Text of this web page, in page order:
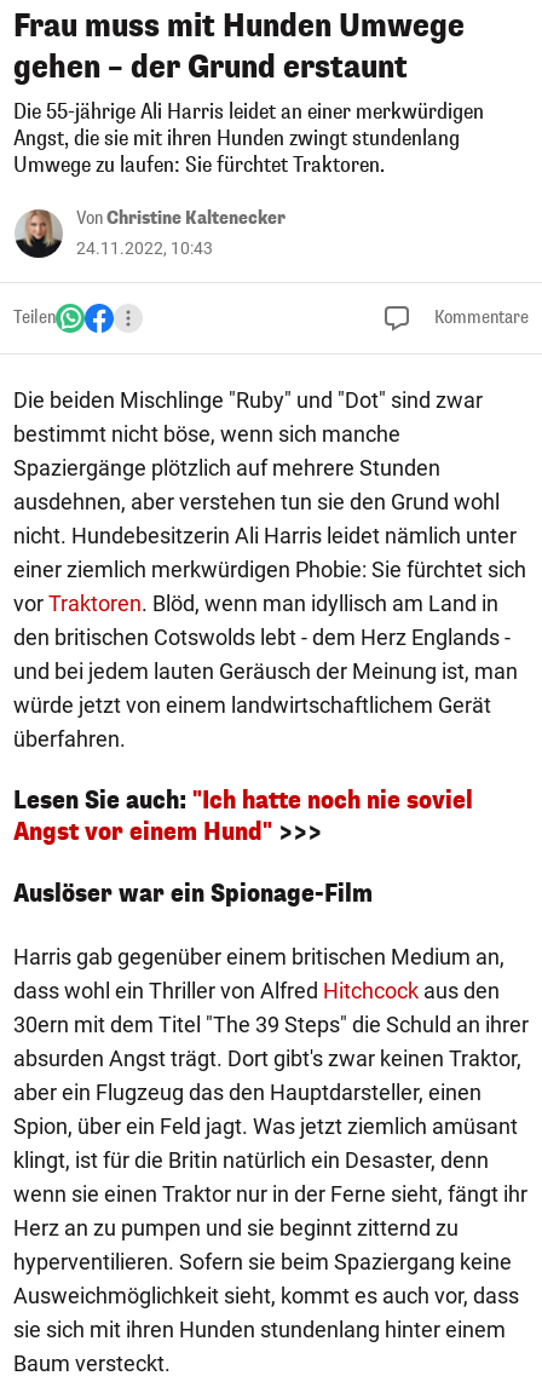
Frau muss mit Hunden Umwege
gehen – der Grund erstaunt
Die 55-jährige Ali Harris leidet an einer merkwürdigen
Angst, die sie mit ihren Hunden zwingt stundenlang
Umwege zu laufen: Sie fürchtet Traktoren.
VonChristine Kaltenecker
24.11.2022, 10:43
Teilen Kommentare
Die beiden Mischlinge "Ruby" und "Dot" sind zwar
bestimmt nicht böse, wenn sich manche
Spaziergänge plötzlich auf mehrere Stunden
ausdehnen, aber verstehen tun sie den Grund wohl
nicht. Hundebesitzerin Ali Harris leidet nämlich unter
einer ziemlich merkwürdigen Phobie: Sie fürchtet sich
vorTraktoren. Blöd, wenn man idyllisch am Land in
den britischen Cotswolds lebt - dem Herz Englands -
und bei jedem lauten Geräusch der Meinung ist, man
würde jetzt von einem landwirtschaftlichem Gerät
überfahren.
Lesen Sie auch: "Ich hatte noch nie soviel
Angst vor einem Hund" >>>
Auslöser war ein Spionage-Film
Harris gab gegenüber einem britischen Medium an,
dass wohl ein Thriller von Alfred Hitchcock aus den
30ern mit dem Titel "The 39 Steps" die Schuld an ihrer
absurden Angst trägt. Dort gibt's zwar keinen Traktor,
aber ein Flugzeug das den Hauptdarsteller, einen
Spion, über ein Feld jagt. Was jetzt ziemlich amüsant
klingt, ist für die Britin natürlich ein Desaster, denn
wenn sie einen Traktor nur in der Ferne sieht, fängt ihr
Herz an zu pumpen und sie beginnt zitternd zu
hyperventilieren. Sofern sie beim Spaziergang keine
Ausweichmöglichkeit sieht, kommt es auch vor, dass
sie sich mit ihren Hunden stundenlang hinter einem
Baum versteckt.